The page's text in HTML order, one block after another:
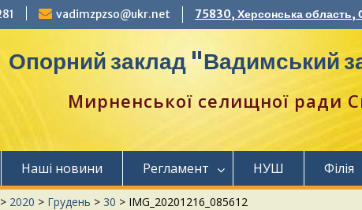
vadimzpzso@ukr.net 75830, Херсонська область,
Опорний заклад "Вадимський
Мирненської селищної ради
Наші новини Регламент НУШ Філія
> 2020 > Грудень > 30 > IMG_20201216_085612